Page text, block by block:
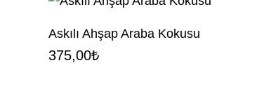
Askılı Ahşap Araba Kokusu
375,00₺